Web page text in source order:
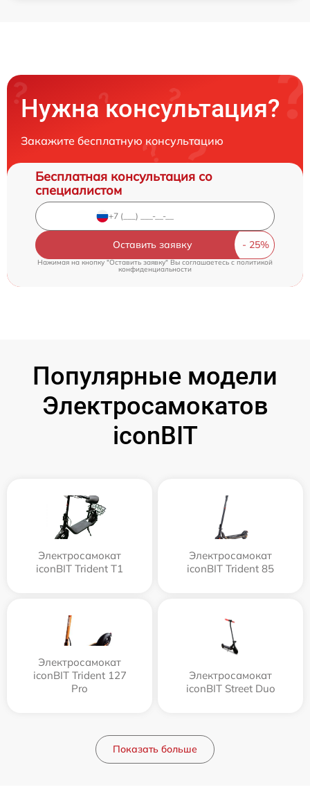
Нужна консультация?
Закажите бесплатную консультацию
Бесплатная консультация со
специалистом
Оставить заявку
Нажимая на кнопку "Оставить заявку" Вы соглашаетесь cполитикой
конфиденциальности
Популярные модели
Электросамокатов
iconBIT
Электросамокат
iconBIT Trident T1
Электросамокат
iconBIT Trident 85
Электросамокат
iconBIT Trident 127
Pro
Электросамокат
iconBIT Street Duo
Показать больше